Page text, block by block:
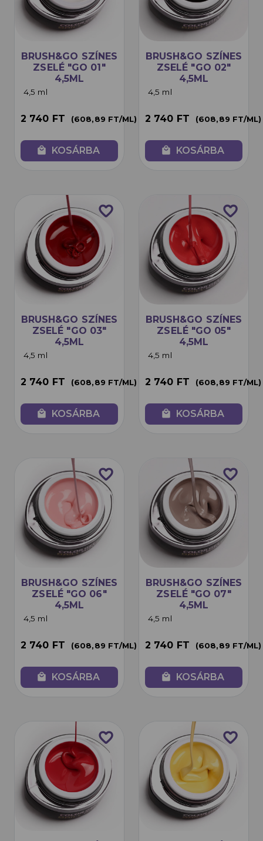
BRUSH&GO SZÍNES
ZSELÉ "GO 01"
4,5ML
4,5 ml
2 740 FT (608,89 FT/ML)
local_mall KOSÁRBA
BRUSH&GO SZÍNES
ZSELÉ "GO 02"
4,5ML
4,5 ml
2 740 FT (608,89 FT/ML)
local_mall KOSÁRBA
favorite_border
BRUSH&GO SZÍNES
ZSELÉ "GO 03"
4,5ML
4,5 ml
2 740 FT (608,89 FT/ML)
local_mall KOSÁRBA
favorite_border
BRUSH&GO SZÍNES
ZSELÉ "GO 05"
4,5ML
4,5 ml
2 740 FT (608,89 FT/ML)
local_mall KOSÁRBA
favorite_border
BRUSH&GO SZÍNES
ZSELÉ "GO 06"
4,5ML
4,5 ml
2 740 FT (608,89 FT/ML)
local_mall KOSÁRBA
favorite_border
BRUSH&GO SZÍNES
ZSELÉ "GO 07"
4,5ML
4,5 ml
2 740 FT (608,89 FT/ML)
local_mall KOSÁRBA
favorite_border favorite_border